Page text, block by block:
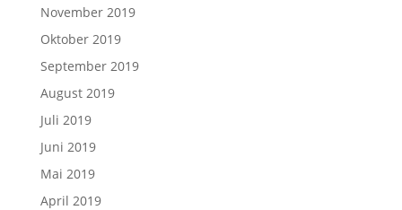
November 2019
Oktober 2019
September 2019
August 2019
Juli 2019
Juni 2019
Mai 2019
April 2019